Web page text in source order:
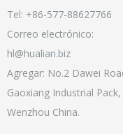
Tel: +86-577-88627766
Correo electrónico:
hl@hualian.biz
Agregar: No.2 Dawei
Gaoxiang Industrial Pack,
Wenzhou China.